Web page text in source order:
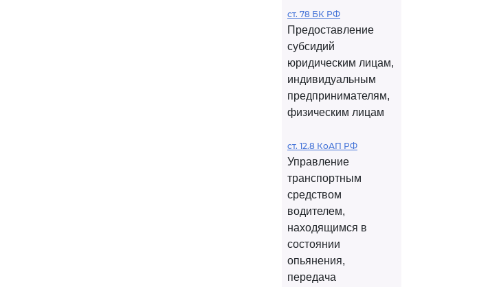
ст. 78 БК РФ
Предоставление
субсидий
юридическим лицам,
индивидуальным
предпринимателям,
физическим лицам
ст. 12.8 КоАП РФ
Управление
транспортным
средством
водителем,
находящимся в
состоянии
опьянения,
передача